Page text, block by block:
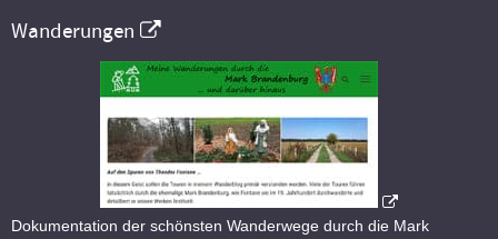
Wanderungen
Dokumentation der schönsten Wanderwege durch die Mark